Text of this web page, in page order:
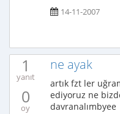
14-11-2007
1
yanıt
0
oy
ne ayak
artık fzt ler
ediyoruz ne
davranalımbyee